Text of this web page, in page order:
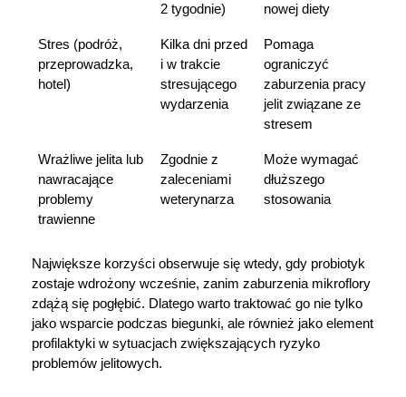
2 tygodnie)
nowej diety
Stres (podróż,
przeprowadzka,
hotel)
Kilka dni przed
i w trakcie
stresującego
wydarzenia
Pomaga
ograniczyć
zaburzenia pracy
jelit związane ze
stresem
Wrażliwe jelita lub
nawracające
problemy
trawienne
Zgodnie z
zaleceniami
weterynarza
Może wymagać
dłuższego
stosowania
Największe korzyści obserwuje się wtedy, gdy probiotyk
zostaje wdrożony wcześnie, zanim zaburzenia mikroflory
zdążą się pogłębić. Dlatego warto traktować go nie tylko
jako wsparcie podczas biegunki, ale również jako element
profilaktyki w sytuacjach zwiększających ryzyko
problemów jelitowych.